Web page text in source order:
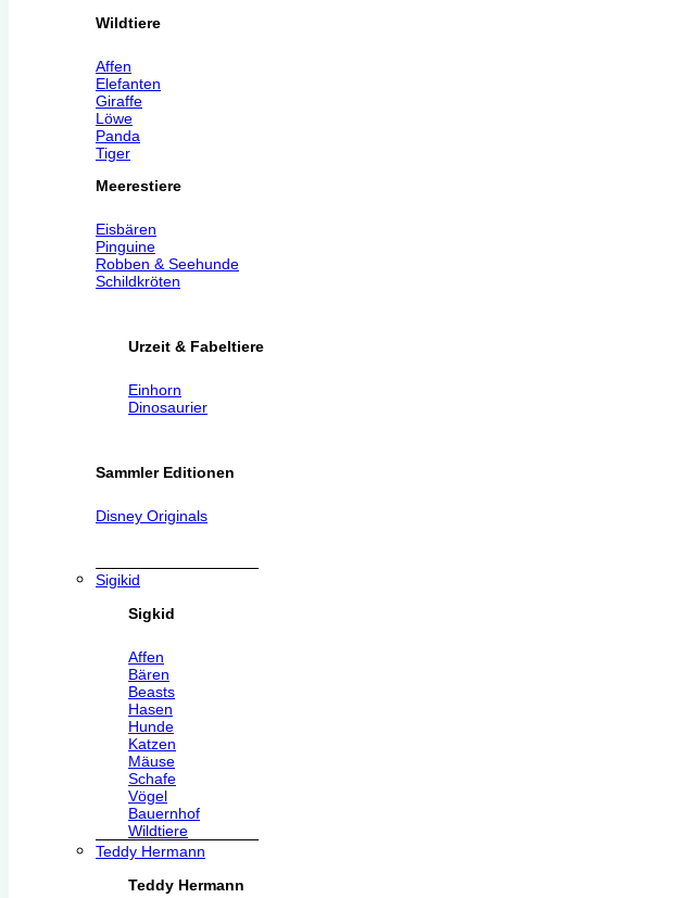
Wildtiere
Affen
Elefanten
Giraffe
Löwe
Panda
Tiger
Meerestiere
Eisbären
Pinguine
Robben & Seehunde
Schildkröten
Urzeit & Fabeltiere
Einhorn
Dinosaurier
Sammler Editionen
Disney Originals
Sigikid
Sigkid
Affen
Bären
Beasts
Hasen
Hunde
Katzen
Mäuse
Schafe
Vögel
Bauernhof
Wildtiere
Teddy Hermann
Teddy Hermann